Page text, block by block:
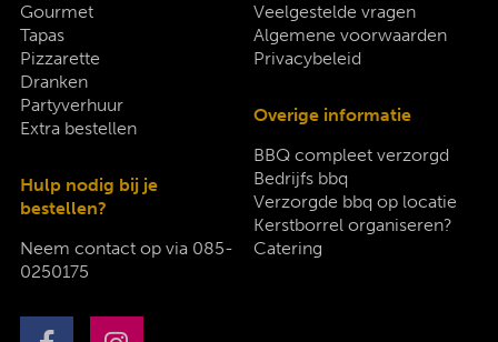
Gourmet
Tapas
Pizzarette
Dranken
Partyverhuur
Extra bestellen
Hulp nodig bij je
bestellen?
Neem contact op via 085-
0250175
Veelgestelde vragen
Algemene voorwaarden
Privacybeleid
Overige informatie
BBQ compleet verzorgd
Bedrijfs bbq
Verzorgde bbq op locatie
Kerstborrel organiseren?
Catering